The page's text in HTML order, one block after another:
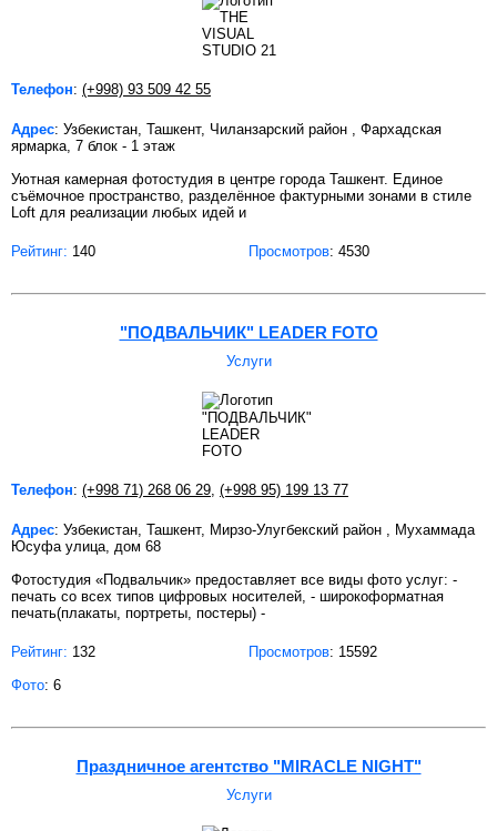
Телефон: (+998) 93 509 42 55
Адрес: Узбекистан, Ташкент, Чиланзарский район , Фархадская
ярмарка, 7 блок - 1 этаж
Уютная камерная фотостудия в центре города Ташкент. Единое
съёмочное пространство, разделённое фактурными зонами в стиле
Loft для реализации любых идей и
Рейтинг: 140 Просмотров: 4530
"ПОДВАЛЬЧИК" LEADER FOTO
Услуги
Телефон: (+998 71) 268 06 29, (+998 95) 199 13 77
Адрес: Узбекистан, Ташкент, Мирзо-Улугбекский район , Мухаммада
Юсуфа улица, дом 68
Фотостудия «Подвальчик» предоставляет все виды фото услуг: -
печать со всех типов цифровых носителей, - широкоформатная
печать(плакаты, портреты, постеры) -
Рейтинг: 132 Просмотров: 15592
Фото: 6
Праздничное агентство "MIRACLE NIGHT"
Услуги